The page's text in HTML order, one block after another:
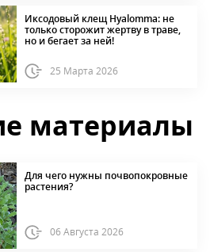
Иксодовый клещ Hyalomma: не
только сторожит жертву в траве,
но и бегает за ней!
25 Марта 2026
материалы
Для чего нужны почвопокровные
растения?
06 Августа 2026